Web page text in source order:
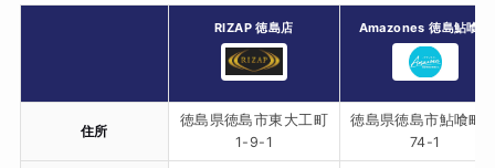
RIZAP 徳島店 Amazones 徳島鮎喰店
住所
徳島県徳島市東大工町
1-9-1
徳島県徳島市鮎喰町
74-1